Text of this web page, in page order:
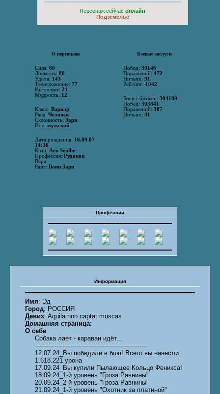
Персонаж сейчас онлайн
Подземелье
О персонаже
Сила: 60
Ловкость: 88
Удача: 143
Телосложение: 77
Интеллект: 21
Мудрость: 12
Класс: Варвар
Раса: Человек
Склонность: Заря
Пол: мужской
Дата рождения: 16.09.07
14:16
Клан: Aen Seidhe
Профессия: Рудокоп
Вера:
Ранг: Воин Зари
Боевые заслуги
Побед: 30146
Поражений: 472
Ничьих: 91
Рейтинг: 1042
Боев с ботами: 304189
Побед: 303841
Поражений: 307
Ничьих: 41
Профессии
Информация
Имя: Эд
Город: РОССИЯ
Девиз: Aquila non captat muscas
Домашняя страница:
О себе
Собака лает - караван идёт...
---------------------------------------------------------
12.07.24_Вы победили в бою! Всего вы нанесли
1.618.221 урона
17.09.24_Вы купили Пылающее Кольцо Феникса!
18.09.24_1-й уровень "Гроза Равнины"
20.09.24_2-й уровень "Гроза Равнины"
21.09.24_1-й уровень "Охотник за платиной"